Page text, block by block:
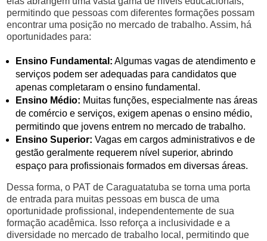
permitindo que pessoas com diferentes formações possam
encontrar uma posição no mercado de trabalho. Assim, há
oportunidades para:
Ensino Fundamental: Algumas vagas de atendimento e
serviços podem ser adequadas para candidatos que
apenas completaram o ensino fundamental.
Ensino Médio: Muitas funções, especialmente nas áreas
de comércio e serviços, exigem apenas o ensino médio,
permitindo que jovens entrem no mercado de trabalho.
Ensino Superior: Vagas em cargos administrativos e de
gestão geralmente requerem nível superior, abrindo
espaço para profissionais formados em diversas áreas.
Dessa forma, o PAT de Caraguatatuba se torna uma porta
de entrada para muitas pessoas em busca de uma
oportunidade profissional, independentemente de sua
formação acadêmica. Isso reforça a inclusividade e a
diversidade no mercado de trabalho local, permitindo que